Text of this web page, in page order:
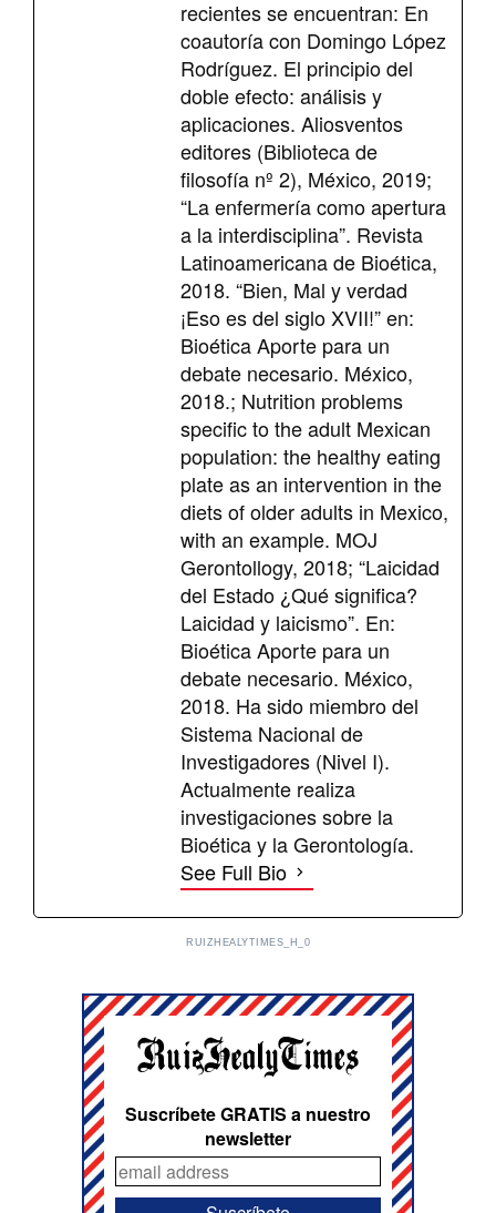
recientes se encuentran: En
coautoría con Domingo López
Rodríguez. El principio del
doble efecto: análisis y
aplicaciones. Aliosventos
editores (Biblioteca de
filosofía nº 2), México, 2019;
“La enfermería como apertura
a la interdisciplina”. Revista
Latinoamericana de Bioética,
2018. “Bien, Mal y verdad
¡Eso es del siglo XVII!” en:
Bioética Aporte para un
debate necesario. México,
2018.; Nutrition problems
specific to the adult Mexican
population: the healthy eating
plate as an intervention in the
diets of older adults in Mexico,
with an example. MOJ
Gerontollogy, 2018; “Laicidad
del Estado ¿Qué significa?
Laicidad y laicismo”. En:
Bioética Aporte para un
debate necesario. México,
2018. Ha sido miembro del
Sistema Nacional de
Investigadores (Nivel I).
Actualmente realiza
investigaciones sobre la
Bioética y la Gerontología.
See Full Bio
RUIZHEALYTIMES_H_0
Suscríbete GRATIS a nuestro
newsletter